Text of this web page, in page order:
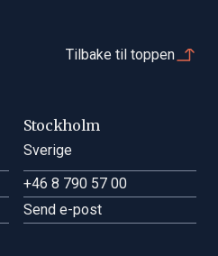
Tilbake til toppen
Stockholm
Sverige
+46 8 790 57 00
Send e-post